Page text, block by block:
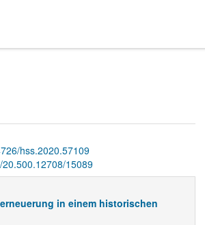
hss.2020.57109
15089
in einem historischen